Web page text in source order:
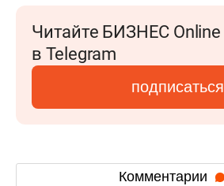
Читайте БИЗНЕС Online
в Telegram
подписаться
Комментарии